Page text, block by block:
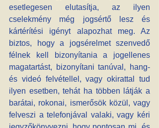
esetlegesen elutasítja, az ilyen
cselekmény még jogsértő lesz és
kártérítési igényt alapozhat meg. Az
biztos, hogy a jogsérelmet szenvedő
félnek kell bizonyítania a jogellenes
magatartást, bizonyítani tanúval, hang-
és videó felvétellel, vagy okirattal tud
ilyen esetben, tehát ha többen látják a
barátai, rokonai, ismerősök közül, vagy
felveszi a telefonjával valaki, vagy kéri